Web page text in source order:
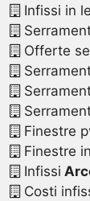
Infissi in
Offerte
Finestre
Finestre
Infissi
Costi